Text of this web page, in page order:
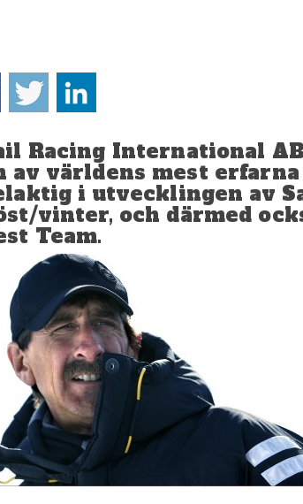
Racing International
av världens mest
i utvecklingen av
vinter, och därmed
Team.